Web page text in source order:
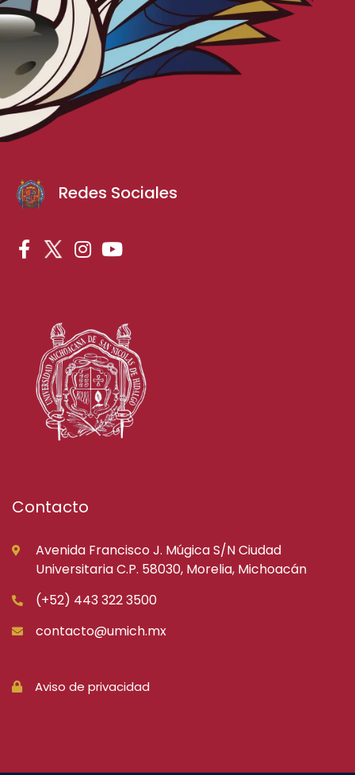
Redes Sociales
Contacto
Avenida Francisco J. Múgica S/N Ciudad
Universitaria C.P. 58030, Morelia, Michoacán
(+52) 443 322 3500
contacto@umich.mx
Aviso de privacidad